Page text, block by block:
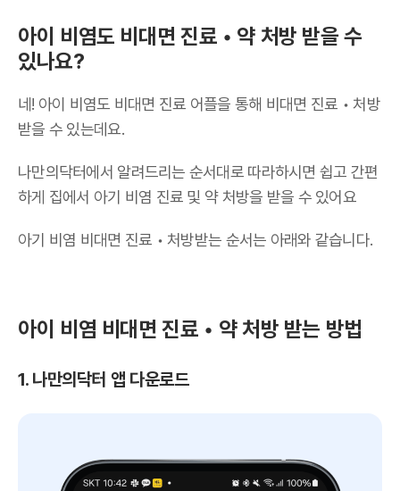
아이 비염도 비대면 진료 • 약 처방 받을 수
있나요?
네! 아이 비염도 비대면 진료 어플을 통해 비대면 진료 • 처방
받을 수 있는데요.
나만의닥터에서 알려드리는 순서대로 따라하시면 쉽고 간편
하게 집에서 아기 비염 진료 및 약 처방을 받을 수 있어요
아기 비염 비대면 진료 • 처방받는 순서는 아래와 같습니다.
아이 비염 비대면 진료 • 약 처방 받는 방법
1. 나만의닥터 앱 다운로드